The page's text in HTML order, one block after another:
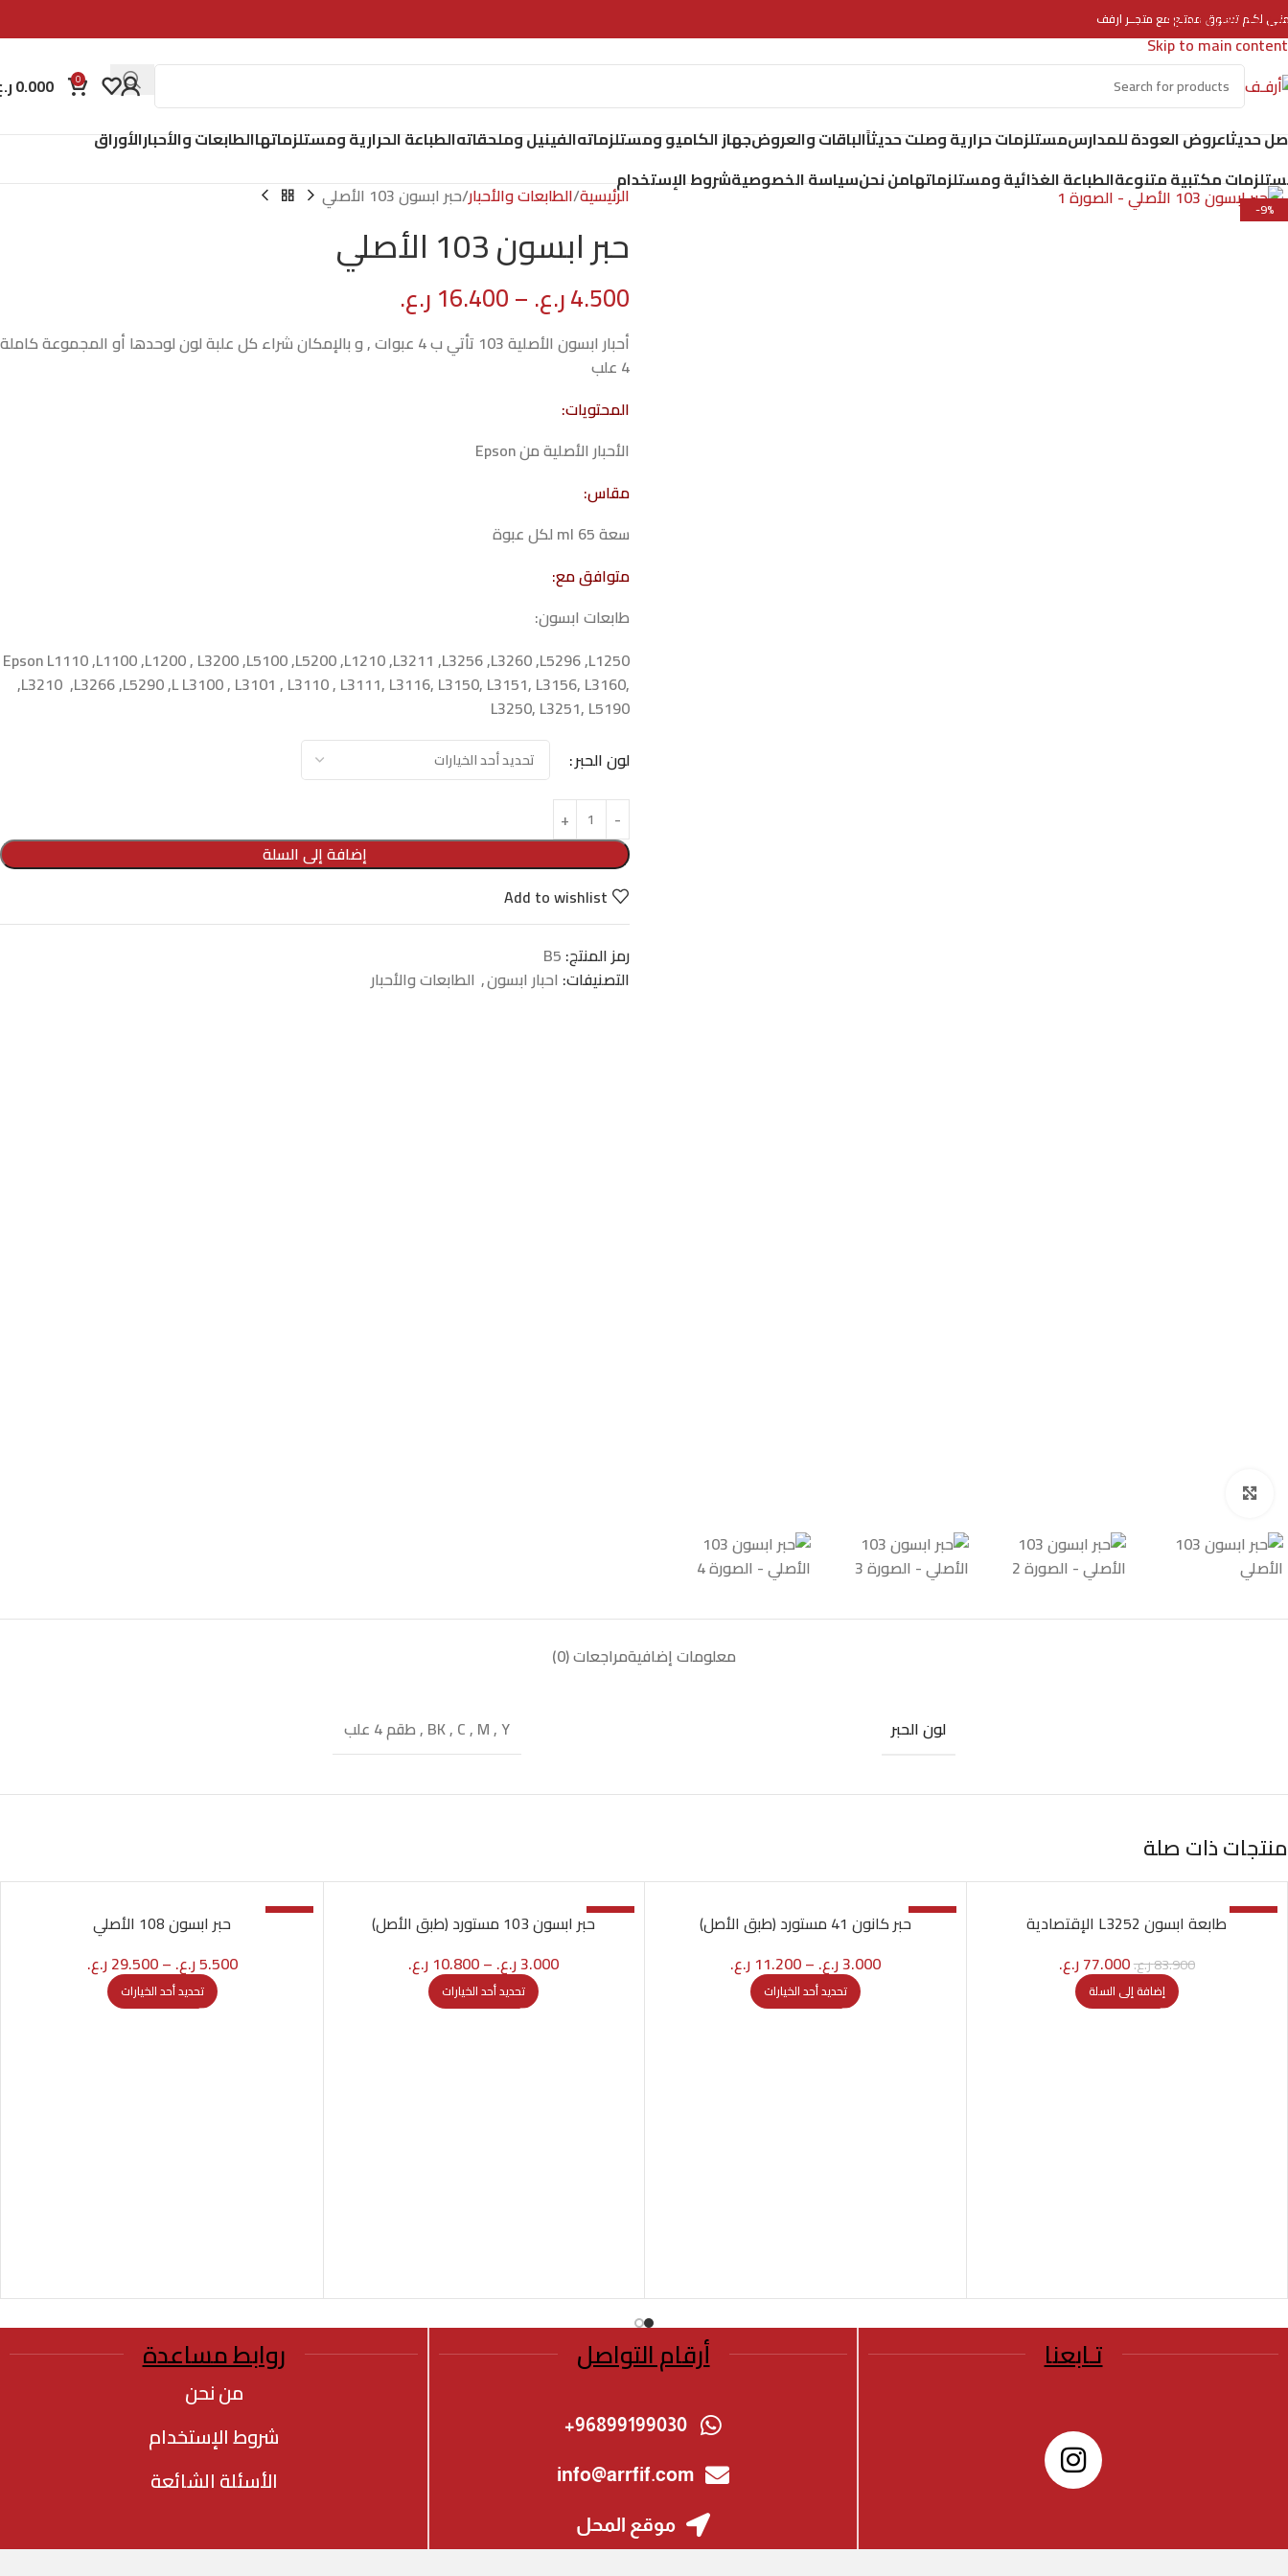
Skip to navigation
Skip to main content
لكـم تسـوق ممتـع مع متجــر ارفف
0
0.000
حديثاعروض العودة للمدارسمستلزمات حرارية وصلت حديثاًالباقات والعروضجهاز الكاميو ومستلزماتهالفينيل وملحقاتهالطباعة الحرارية ومستلزماتهاالطابعات والأحبارالأوراق
مكتبية متنوعةالطباعة الغذائية ومستلزماتهامن نحنسياسة الخصوصيةشروط الإستخدام
-9% الرئيسية الطابعات والأحبار حبر ابسون 103 الأصلي
حبر ابسون 103 الأصلي
4.500ر.ع.–
16.400ر.ع.
أحبار ابسون الأصلية 103 تأتي ب 4 عبوات , و بالإمكان شراء كل علبة لون لوحدها أو المجموعة كاملة
4 علب
المحتويات:
الأحبار الأصلية من Epson
مقاس:
سعة 65 ml لكل عبوة
متوافق مع:
طابعات ابسون:
Epson L1110 ,L1100 ,L1200 , L3200 ,L5100 ,L5200 ,L1210 ,L3211 ,L3256 ,L3260 ,L5296 ,L1250
,L3210 ,L3266 ,L5290 ,L L3100 , L3101 , L3110 , L3111, L3116, L3150, L3151, L3156, L3160,
L3250, L3251, L5190
لون الحبر
إضافة إلى السلة
Add to wishlist
رمز المنتج: B5
التصنيفات: احبار ابسون, الطابعات والأحبار
معلومات إضافيةمراجعات (0)
لون الحبر BK, C, M,Y
,طقم 4 علب
منتجات ذات صلة
-8% طابعة ابسون L3252 الإقتصادية
83.900ر.ع.77.000ر.ع.
إضافة إلى السلة
-7% حبر كانون 41 مستورد (طبق الأصل)
3.000ر.ع. –
11.200 ر.ع.
تحديد أحد الخيارات
-10%حبر ابسون 103 مستورد (طبق الأصل)
3.000ر.ع. –
10.800 ر.ع.
تحديد أحد الخيارات
-11%
حبر ابسون 108 الأصلي
5.500ر.ع. –
29.500ر.ع.
تحديد أحد الخيارات
تـابعنا أرقام التواصل
96899199030+
info@arrfif.com
موقع المحل
روابط مساعدة
من نحن
شروط الإستخدام
الأسئلة الشائعة